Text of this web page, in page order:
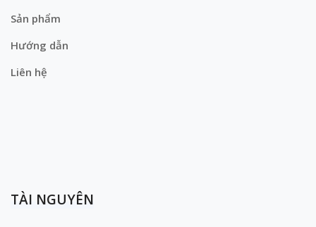
Sản phẩm
Hướng dẫn
Liên hệ
TÀI NGUYÊN